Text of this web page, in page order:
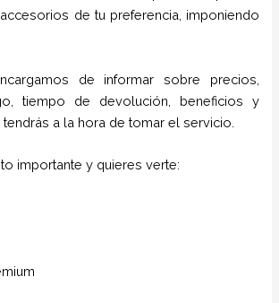
de tu preferencia, imponiendo
de informar sobre precios,
tiempo de devolución, beneficios y
a la hora de tomar el servicio.
importante y quieres verte: